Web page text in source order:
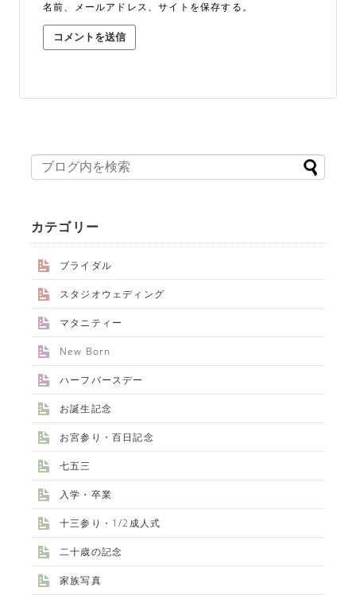
名前、メールアドレス、サイトを保存する。
カテゴリー
ブライダル
スタジオウェディング
マタニティー
New Born
ハーフバースデー
お誕生記念
お宮参り・百日記念
七五三
入学・卒業
十三参り・1/2成人式
二十歳の記念
家族写真